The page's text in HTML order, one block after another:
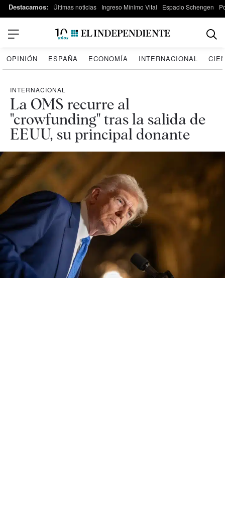
Destacamos: Últimas noticias Ingreso Mínimo Vital Espacio Schengen
OPINIÓN ESPAÑA ECONOMÍA INTERNACIONAL
INTERNACIONAL
La OMS recurre al
"crowfunding" tras la salida de
EEUU, su principal donante